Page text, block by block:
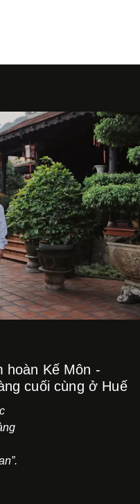
hoàn Kế Môn -
cuối cùng ở Huế